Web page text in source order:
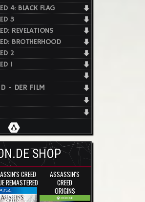
4: BLACK FLAG
3
REVELATIONS
BROTHERHOOD
2
1
- DER FILM
SHOP
CREED
REMASTERED
ASSASSIN'S
CREED
ORIGINS